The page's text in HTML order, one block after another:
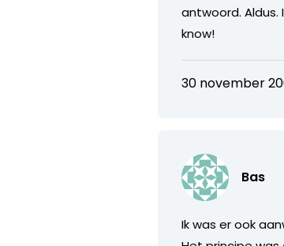
antwoord.
know!
30 november
Bas
Ik was er ook